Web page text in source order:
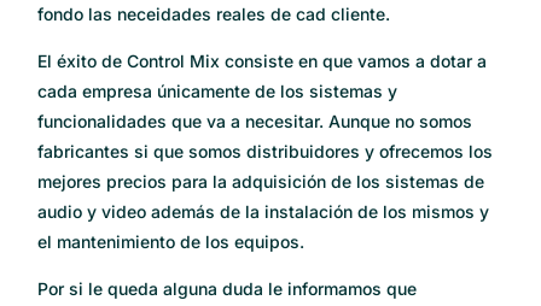
fondo las neceidades reales de cad cliente.
El éxito de Control Mix consiste en que vamos a dotar a
cada empresa únicamente de los sistemas y
funcionalidades que va a necesitar. Aunque no somos
fabricantes si que somos distribuidores y ofrecemos los
mejores precios para la adquisición de los sistemas de
audio y video además de la instalación de los mismos y
el mantenimiento de los equipos.
Por si le queda alguna duda le informamos que